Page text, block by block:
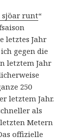
sjöar runt“
letztes Jahr
gegen die
letztem Jahr
250
letztem Jahr.
als
Metern
offizielle